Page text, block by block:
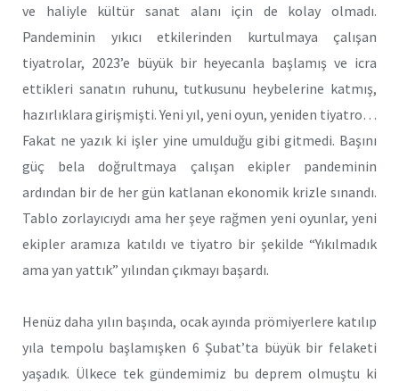
ve haliyle kültür sanat alanı için de kolay olmadı.
Pandeminin yıkıcı etkilerinden kurtulmaya çalışan
tiyatrolar, 2023’e büyük bir heyecanla başlamış ve icra
ettikleri sanatın ruhunu, tutkusunu heybelerine katmış,
hazırlıklara girişmişti. Yeni yıl, yeni oyun, yeniden tiyatro…
Fakat ne yazık ki işler yine umulduğu gibi gitmedi. Başını
güç bela doğrultmaya çalışan ekipler pandeminin
ardından bir de her gün katlanan ekonomik krizle sınandı.
Tablo zorlayıcıydı ama her şeye rağmen yeni oyunlar, yeni
ekipler aramıza katıldı ve tiyatro bir şekilde “Yıkılmadık
ama yan yattık” yılından çıkmayı başardı.
Henüz daha yılın başında, ocak ayında prömiyerlere katılıp
yıla tempolu başlamışken 6 Şubat’ta büyük bir felaketi
yaşadık. Ülkece tek gündemimiz bu deprem olmuştu ki